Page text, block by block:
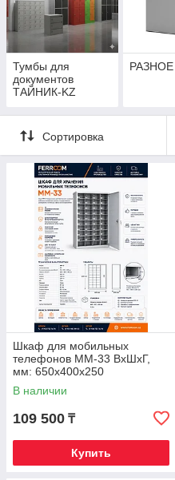
Тумбы для
документов
ТАЙНИК-KZ
РАЗНОЕ
Сортировка
Шкаф для мобильных
телефонов ММ-33 ВхШхГ,
мм: 650х400х250
В наличии
109 500 ₸
Купить